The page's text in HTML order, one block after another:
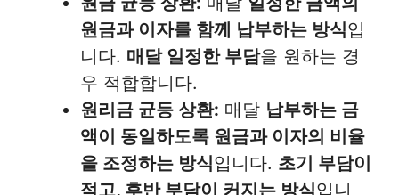
원금과 이자를 함께 납부하는 방식입
니다. 매달 일정한 부담을 원하는 경
우 적합합니다.
원리금 균등 상환: 매달 납부하는 금
액이 동일하도록 원금과 이자의 비율
을 조정하는 방식입니다. 초기 부담이
적고, 후반 부담이 커지는 방식입니